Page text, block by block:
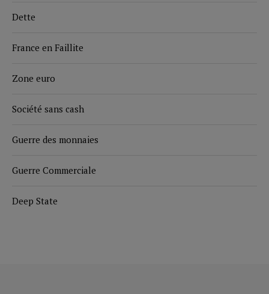
Dette
France en Faillite
Zone euro
Société sans cash
Guerre des monnaies
Guerre Commerciale
Deep State